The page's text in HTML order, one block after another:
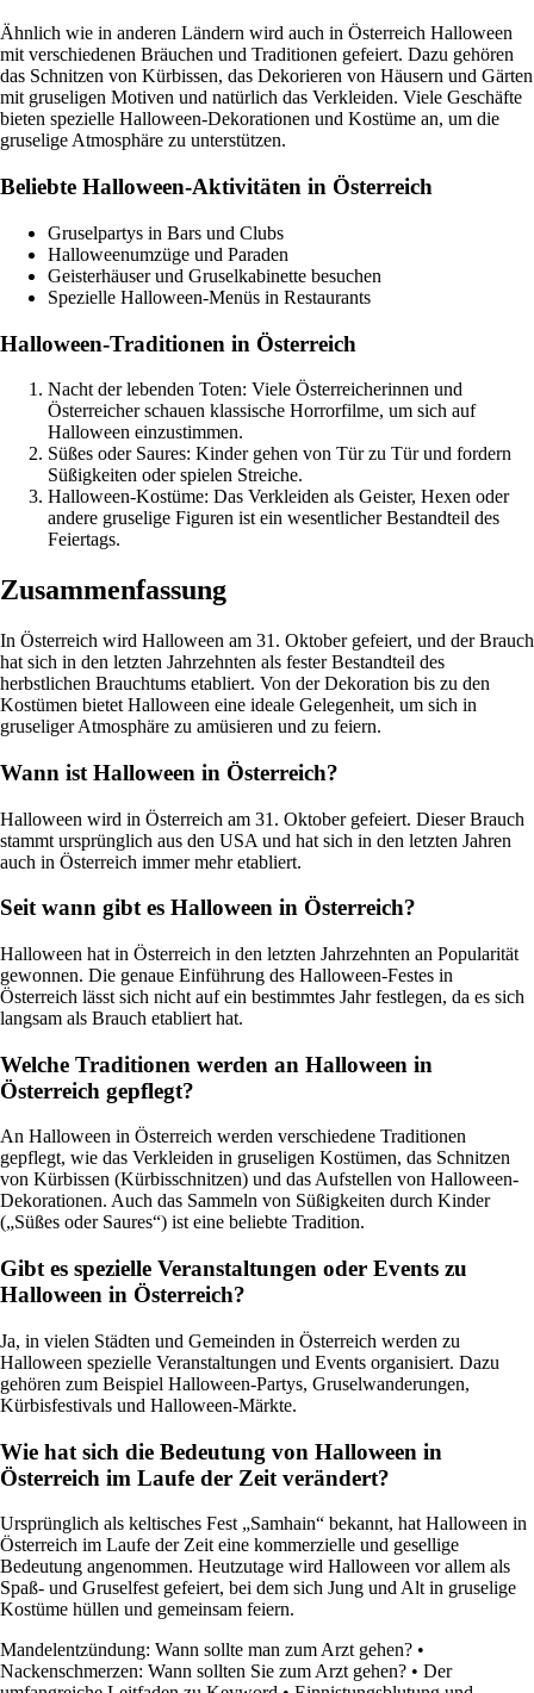
Ähnlich wie in anderen Ländern wird auch in Österreich Halloween
mit verschiedenen Bräuchen und Traditionen gefeiert. Dazu gehören
das Schnitzen von Kürbissen, das Dekorieren von Häusern und Gärten
mit gruseligen Motiven und natürlich das Verkleiden. Viele Geschäfte
bieten spezielle Halloween-Dekorationen und Kostüme an, um die
gruselige Atmosphäre zu unterstützen.
Beliebte Halloween-Aktivitäten in Österreich
Gruselpartys in Bars und Clubs
Halloweenumzüge und Paraden
Geisterhäuser und Gruselkabinette besuchen
Spezielle Halloween-Menüs in Restaurants
Halloween-Traditionen in Österreich
Nacht der lebenden Toten: Viele Österreicherinnen und
Österreicher schauen klassische Horrorfilme, um sich auf
Halloween einzustimmen.
Süßes oder Saures: Kinder gehen von Tür zu Tür und fordern
Süßigkeiten oder spielen Streiche.
Halloween-Kostüme: Das Verkleiden als Geister, Hexen oder
andere gruselige Figuren ist ein wesentlicher Bestandteil des
Feiertags.
Zusammenfassung
In Österreich wird Halloween am 31. Oktober gefeiert, und der Brauch
hat sich in den letzten Jahrzehnten als fester Bestandteil des
herbstlichen Brauchtums etabliert. Von der Dekoration bis zu den
Kostümen bietet Halloween eine ideale Gelegenheit, um sich in
gruseliger Atmosphäre zu amüsieren und zu feiern.
Wann ist Halloween in Österreich?
Halloween wird in Österreich am 31. Oktober gefeiert. Dieser Brauch
stammt ursprünglich aus den USA und hat sich in den letzten Jahren
auch in Österreich immer mehr etabliert.
Seit wann gibt es Halloween in Österreich?
Halloween hat in Österreich in den letzten Jahrzehnten an Popularität
gewonnen. Die genaue Einführung des Halloween-Festes in
Österreich lässt sich nicht auf ein bestimmtes Jahr festlegen, da es sich
langsam als Brauch etabliert hat.
Welche Traditionen werden an Halloween in
Österreich gepflegt?
An Halloween in Österreich werden verschiedene Traditionen
gepflegt, wie das Verkleiden in gruseligen Kostümen, das Schnitzen
von Kürbissen (Kürbisschnitzen) und das Aufstellen von Halloween-
Dekorationen. Auch das Sammeln von Süßigkeiten durch Kinder
(„Süßes oder Saures“) ist eine beliebte Tradition.
Gibt es spezielle Veranstaltungen oder Events zu
Halloween in Österreich?
Ja, in vielen Städten und Gemeinden in Österreich werden zu
Halloween spezielle Veranstaltungen und Events organisiert. Dazu
gehören zum Beispiel Halloween-Partys, Gruselwanderungen,
Kürbisfestivals und Halloween-Märkte.
Wie hat sich die Bedeutung von Halloween in
Österreich im Laufe der Zeit verändert?
Ursprünglich als keltisches Fest „Samhain“ bekannt, hat Halloween in
Österreich im Laufe der Zeit eine kommerzielle und gesellige
Bedeutung angenommen. Heutzutage wird Halloween vor allem als
Spaß- und Gruselfest gefeiert, bei dem sich Jung und Alt in gruselige
Kostüme hüllen und gemeinsam feiern.
Mandelentzündung: Wann sollte man zum Arzt gehen? •
Nackenschmerzen: Wann sollten Sie zum Arzt gehen? • Der